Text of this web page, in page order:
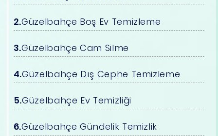
Güzelbahçe Boş Ev Temizleme
Güzelbahçe Cam Silme
Güzelbahçe Dış Cephe Temizleme
Güzelbahçe Ev Temizliği
Güzelbahçe Gündelik Temizlik